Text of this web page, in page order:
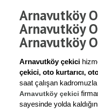
Arnavutköy
Arnavutköy
Arnavutköy
Arnavutköy çekici
çekici, oto kurtarıcı,
saat çalışan
Arnavutköy çekici
sayesinde yolda